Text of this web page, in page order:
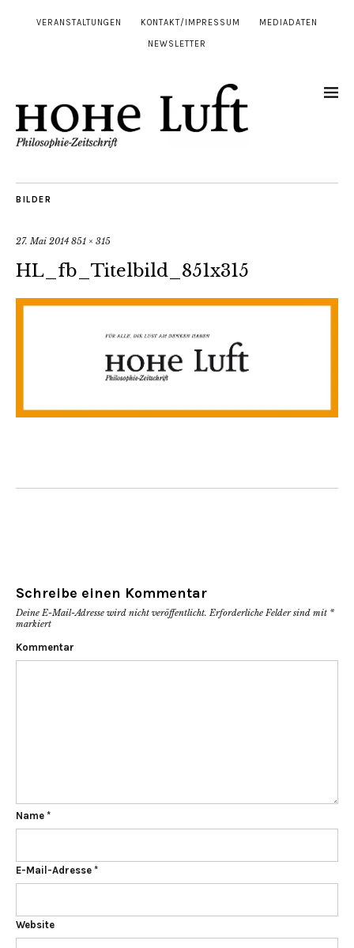
VERANSTALTUNGEN KONTAKT/IMPRESSUM MEDIADATEN
NEWSLETTER
BILDER
27. Mai 2014 851 × 315
HL_fb_Titelbild_851x315
Schreibe einen Kommentar
Deine E-Mail-Adresse wird nicht veröffentlicht. Erforderliche Felder sind mit *
markiert
Kommentar
Name *
E-Mail-Adresse *
Website